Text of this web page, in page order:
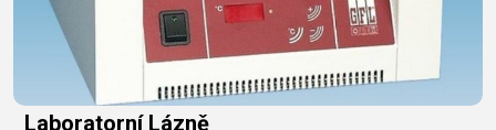
Laboratorní Lázně